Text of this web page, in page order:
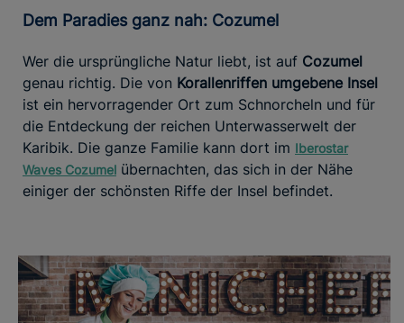
Dem Paradies ganz nah: Cozumel
Wer die ursprüngliche Natur liebt, ist auf Cozumel
genau richtig. Die von Korallenriffen umgebene Insel
ist ein hervorragender Ort zum Schnorcheln und für
die Entdeckung der reichen Unterwasserwelt der
Karibik. Die ganze Familie kann dort im Iberostar
Waves Cozumel übernachten, das sich in der Nähe
einiger der schönsten Riffe der Insel befindet.